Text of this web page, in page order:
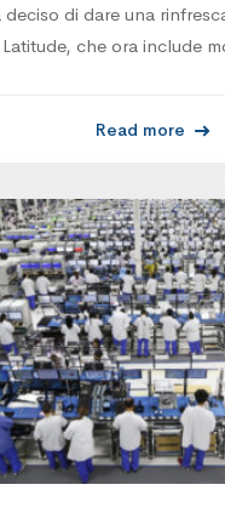
deciso di dare una
che ora include
Read more